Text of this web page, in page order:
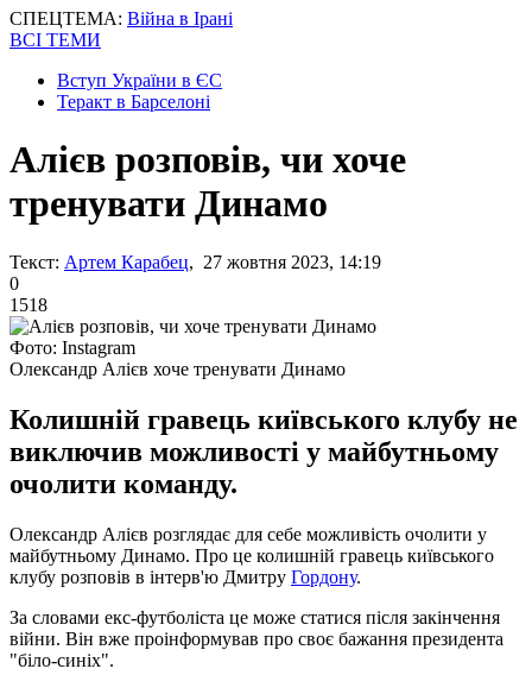
СПЕЦТЕМА: Війна в Ірані
ВСІ ТЕМИ
Вступ України в ЄС
Теракт в Барселоні
Алієв розповів, чи хоче
тренувати Динамо
Текст: Артем Карабец, 27 жовтня 2023, 14:19
0
1518
Фото: Instagram
Олександр Алієв хоче тренувати Динамо
Колишній гравець київського клубу не
виключив можливості у майбутньому
очолити команду.
Олександр Алієв розглядає для себе можливість очолити у
майбутньому Динамо. Про це колишній гравець київського
клубу розповів в інтерв'ю Дмитру Гордону.
За словами екс-футболіста це може статися після закінчення
війни. Він вже проінформував про своє бажання президента
"біло-синіх".